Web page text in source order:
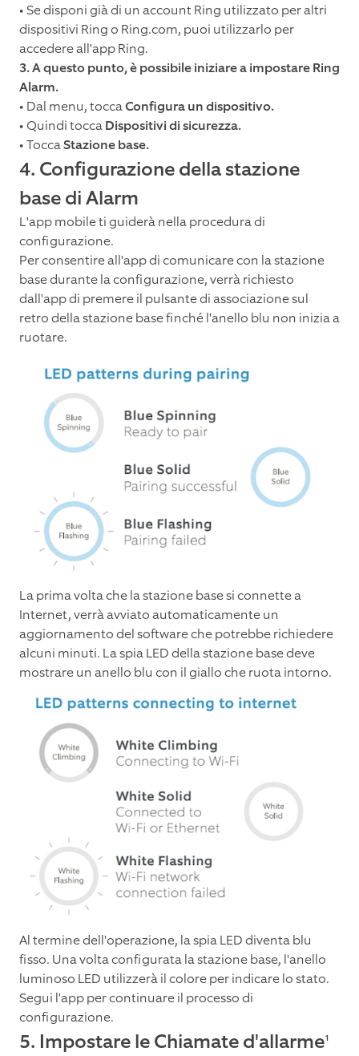
• Se disponi già di un account Ring utilizzato per altri
dispositivi Ring o Ring.com, puoi utilizzarlo per
accedere all'app Ring.
3. A questo punto, è possibile iniziare a impostare Ring
Alarm.
• Dal menu, toccaConfigura un dispositivo.
• Quindi toccaDispositivi di sicurezza.
• ToccaStazione base.
4. Configurazione della stazione
base di Alarm
L'app mobile ti guiderà nella procedura di
configurazione.
Per consentire all'app di comunicare con la stazione
base durante la configurazione, verrà richiesto
dall'app di premere il pulsante di associazione sul
retro della stazione base finché l'anello blu non inizia a
ruotare.
La prima volta che la stazione base si connette a
Internet, verrà avviato automaticamente un
aggiornamento del software che potrebbe richiedere
alcuni minuti. La spia LED della stazione base deve
mostrare un anello blu con il giallo che ruota intorno.
Al termine dell'operazione, la spia LED diventa blu
fisso. Una volta configurata la stazione base, l'anello
luminoso LED utilizzerà il colore per indicare lo stato.
Segui l'app per continuare il processo di
configurazione.
5. Impostare le Chiamate d'allarme1